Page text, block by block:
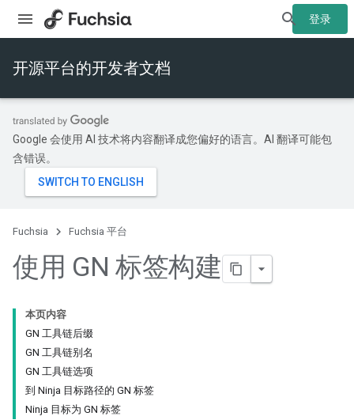
登录
开源平台的开发者文档
Google 会使用 AI 技术将内容翻译成您偏好的语言。AI 翻译可能包
含错误。
Fuchsia Fuchsia 平台
使用 GN 标签构建
本页内容
GN 工具链后缀
GN 工具链别名
GN 工具链选项
到 Ninja 目标路径的 GN 标签
Ninja 目标为 GN 标签